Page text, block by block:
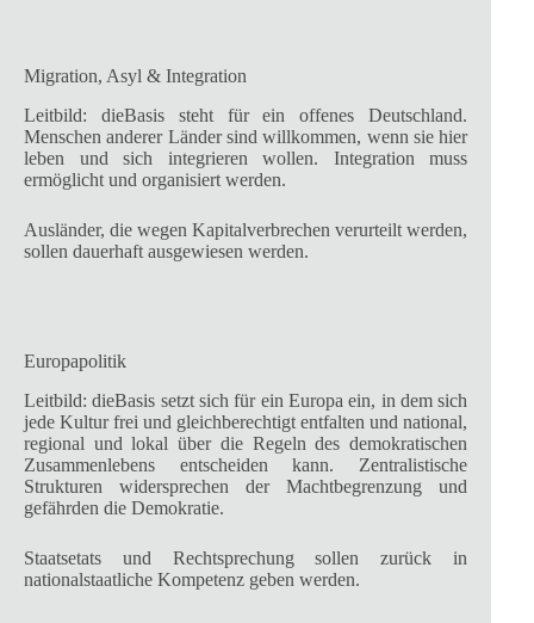
Migration, Asyl & Integration
Leitbild: dieBasis steht für ein offenes Deutschland.
Menschen anderer Länder sind willkommen, wenn sie hier
leben und sich integrieren wollen. Integration muss
ermöglicht und organisiert werden.
Ausländer, die wegen Kapitalverbrechen verurteilt werden,
sollen dauerhaft ausgewiesen werden.
Europapolitik
Leitbild: dieBasis setzt sich für ein Europa ein, in dem sich
jede Kultur frei und gleichberechtigt entfalten und national,
regional und lokal über die Regeln des demokratischen
Zusammenlebens entscheiden kann. Zentralistische
Strukturen widersprechen der Machtbegrenzung und
gefährden die Demokratie.
Staatsetats und Rechtsprechung sollen zurück in
nationalstaatliche Kompetenz geben werden.